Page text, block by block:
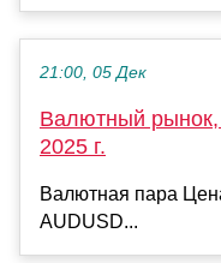
21:00, 05 Дек
Валютный рынок,
2025 г.
Валютная пара
AUDUSD...